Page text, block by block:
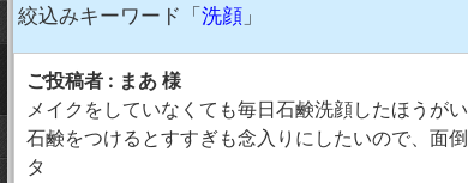
絞込みキーワード「 洗顔 」
ご投稿者 : まあ 様
メイクをしていなくても毎日石鹸洗顔したほうが
石鹸をつけるとすすぎも念入りにしたいので、面
タ